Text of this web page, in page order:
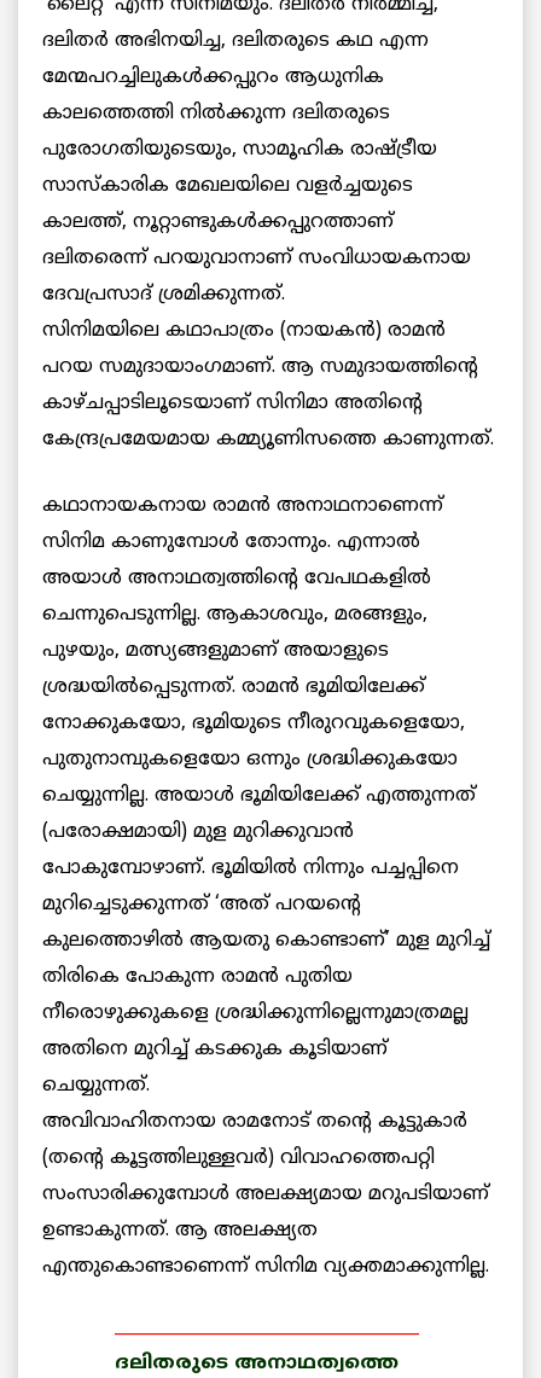
‘ലൈറ്റ്’ എന്ന സിനിമയും. ദലിതര്‍ നിര്‍മ്മിച്ച,
ദലിതര്‍ അഭിനയിച്ച, ദലിതരുടെ കഥ എന്ന
മേന്മപറച്ചിലുകള്‍ക്കപ്പുറം ആധുനിക
കാലത്തെത്തി നില്‍ക്കുന്ന ദലിതരുടെ
പുരോഗതിയുടെയും, സാമൂഹിക രാഷ്ട്രീയ
സാസ്‌കാരിക മേഖലയിലെ വളര്‍ച്ചയുടെ
കാലത്ത്, നൂറ്റാണ്ടുകള്‍ക്കപ്പുറത്താണ്
ദലിതരെന്ന് പറയുവാനാണ് സംവിധായകനായ
ദേവപ്രസാദ് ശ്രമിക്കുന്നത്.
സിനിമയിലെ കഥാപാത്രം (നായകന്‍) രാമന്‍
പറയ സമുദായാംഗമാണ്. ആ സമുദായത്തിന്റെ
കാഴ്ചപ്പാടിലൂടെയാണ് സിനിമാ അതിന്റെ
കേന്ദ്രപ്രമേയമായ കമ്മ്യൂണിസത്തെ കാണുന്നത്.
കഥാനായകനായ രാമന്‍ അനാഥനാണെന്ന്
സിനിമ കാണുമ്പോള്‍ തോന്നും. എന്നാല്‍
അയാള്‍ അനാഥത്വത്തിന്റെ വേപഥകളില്‍
ചെന്നുപെടുന്നില്ല. ആകാശവും, മരങ്ങളും,
പുഴയും, മത്സ്യങ്ങളുമാണ് അയാളുടെ
ശ്രദ്ധയില്‍പ്പെടുന്നത്. രാമന്‍ ഭൂമിയിലേക്ക്
നോക്കുകയോ, ഭൂമിയുടെ നീരുറവുകളെയോ,
പുതുനാമ്പുകളെയോ ഒന്നും ശ്രദ്ധിക്കുകയോ
ചെയ്യുന്നില്ല. അയാള്‍ ഭൂമിയിലേക്ക് എത്തുന്നത്
(പരോക്ഷമായി) മുള മുറിക്കുവാന്‍
പോകുമ്പോഴാണ്. ഭൂമിയില്‍ നിന്നും പച്ചപ്പിനെ
മുറിച്ചെടുക്കുന്നത് ‘അത് പറയന്റെ
കുലത്തൊഴില്‍ ആയതു കൊണ്ടാണ്’ മുള മുറിച്ച്
തിരികെ പോകുന്ന രാമന്‍ പുതിയ
നീരൊഴുക്കുകളെ ശ്രദ്ധിക്കുന്നില്ലെന്നുമാത്രമല്ല
അതിനെ മുറിച്ച് കടക്കുക കൂടിയാണ്
ചെയ്യുന്നത്.
അവിവാഹിതനായ രാമനോട് തന്റെ കൂട്ടുകാര്‍
(തന്റെ കൂട്ടത്തിലുള്ളവര്‍) വിവാഹത്തെപറ്റി
സംസാരിക്കുമ്പോള്‍ അലക്ഷ്യമായ മറുപടിയാണ്
ഉണ്ടാകുന്നത്. ആ അലക്ഷ്യത
എന്തുകൊണ്ടാണെന്ന് സിനിമ വ്യക്തമാക്കുന്നില്ല.
____________________________________
ദലിതരുടെ അനാഥത്വത്തെ